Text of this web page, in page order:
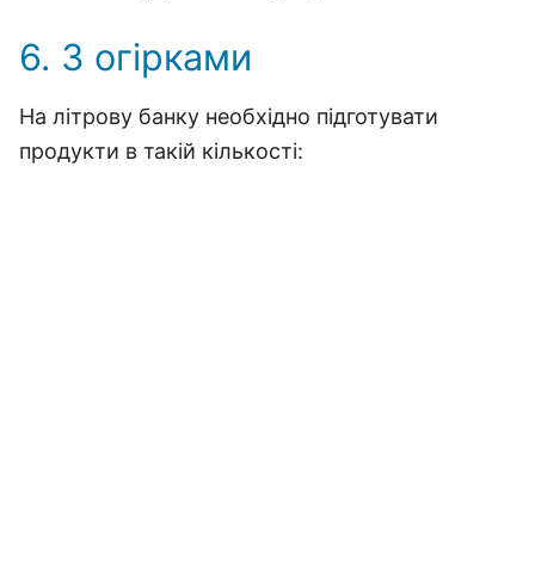
6. З огірками
На літрову банку необхідно підготувати
продукти в такій кількості: